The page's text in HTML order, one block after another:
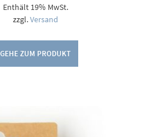
Enthält 19% MwSt.
zzgl.Versand
GEHE ZUM PRODUKT